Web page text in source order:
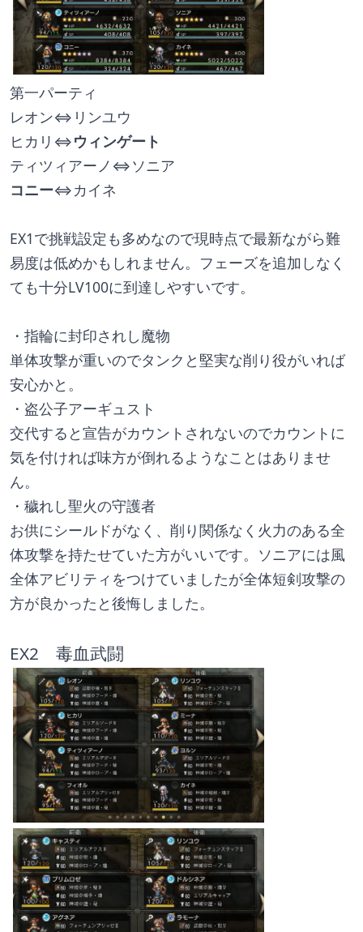
第一パーティ
レオン⇔リンユウ
ヒカリ⇔ウィンゲート
ティツィアーノ⇔ソニア
コニー⇔カイネ
EX1で挑戦設定も多めなので現時点で最新ながら難
易度は低めかもしれません。フェーズを追加しなく
ても十分LV100に到達しやすいです。
・指輪に封印されし魔物
単体攻撃が重いのでタンクと堅実な削り役がいれば
安心かと。
・盗公子アーギュスト
交代すると宣告がカウントされないのでカウントに
気を付ければ味方が倒れるようなことはありませ
ん。
・穢れし聖火の守護者
お供にシールドがなく、削り関係なく火力のある全
体攻撃を持たせていた方がいいです。ソニアには風
全体アビリティをつけていましたが全体短剣攻撃の
方が良かったと後悔しました。
EX2　毒血武闘